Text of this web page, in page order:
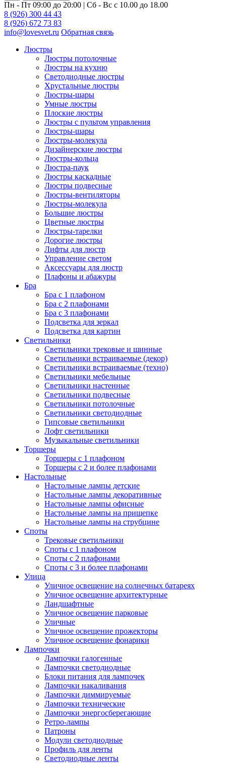
Пн - Пт 09:00 до 20:00 | Сб - Вс с 10.00 до 18.00
8 (926) 300 44 43
8 (926) 672 73 83
info@lovesvet.ru Обратная связь
Люстры
Люстры потолочные
Люстры на кухню
Светодиодные люстры
Хрустальные люстры
Люстры-шары
Умные люстры
Плоские люстры
Люстры с пультом управления
Люстры-шары
Люстры-молекула
Дизайнерские люстры
Люстры-кольца
Люстра-паук
Люстры каскадные
Люстры подвесные
Люстры-вентиляторы
Люстры-молекула
Большие люстры
Цветные люстры
Люстры-тарелки
Дорогие люстры
Лифты для люстр
Управление светом
Аксессуары для люстр
Плафоны и абажуры
Бра
Бра с 1 плафоном
Бра с 2 плафонами
Бра с 3 плафонами
Подсветка для зеркал
Подсветка для картин
Светильники
Светильники трековые и шинные
Светильники встраиваемые (декор)
Светильники встраиваемые (техно)
Светильники мебельные
Светильники настенные
Светильники подвесные
Светильники потолочные
Светильники светодиодные
Гипсовые светильники
Лофт светильники
Музыкальные светильники
Торшеры
Торшеры с 1 плафоном
Торшеры с 2 и более плафонами
Настольные
Настольные лампы детские
Настольные лампы декоративные
Настольные лампы офисные
Настольные лампы на прищепке
Настольные лампы на струбцине
Споты
Трековые светильники
Споты с 1 плафоном
Споты с 2 плафонами
Споты с 3 и более плафонами
Улица
Уличное освещение на солнечных батареях
Уличное освещение архитектурные
Ландшафтные
Уличное освещение парковые
Уличные
Уличное освещение прожекторы
Уличное освещение фонарики
Лампочки
Лампочки галогенные
Лампочки светодиодные
Блоки питания для лампочек
Лампочки накаливания
Лампочки диммируемые
Лампочки технические
Лампочки энергосберегающие
Ретро-лампы
Патроны
Модули светодиодные
Профиль для ленты
Светодиодные ленты